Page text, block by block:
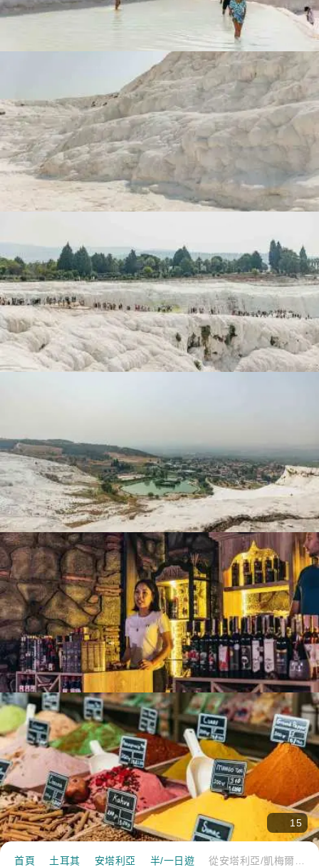
15
首頁 土耳其 安塔利亞 半/一日遊